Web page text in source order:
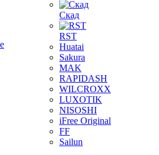
Скад
RST
Huatai
Sakura
MAK
RAPIDASH
WILCROXX
LUXOTIK
NISOSHI
iFree Original
FF
Sailun